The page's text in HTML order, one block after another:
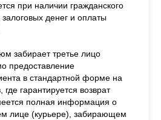
при наличии гражданского
залоговых денег и оплаты
забирает третье лицо
предоставление
в стандартной форме на
гарантируется возврат
полная информация о
лице (курьере), забирающем